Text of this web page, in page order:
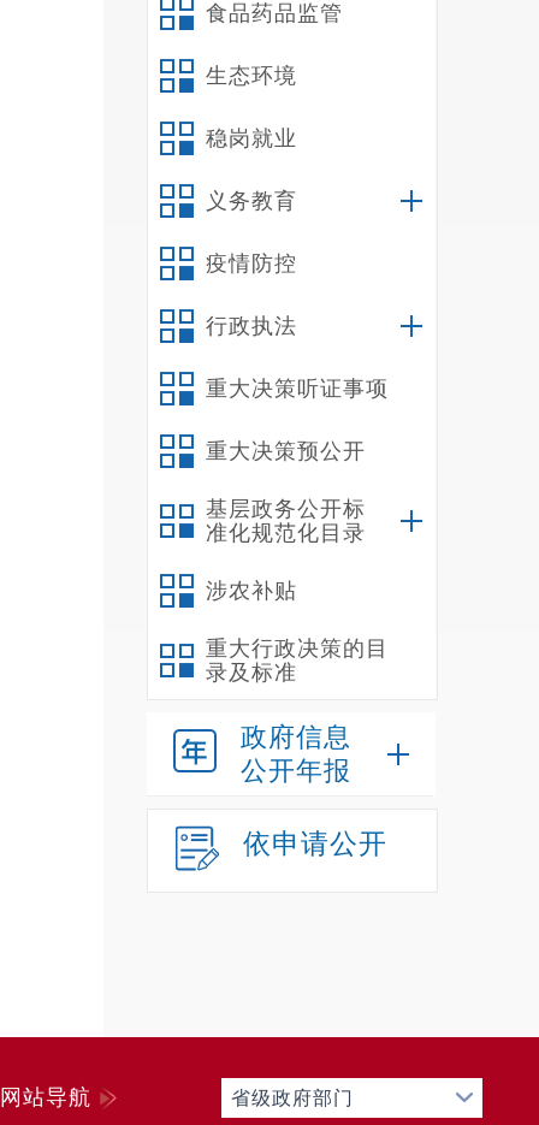
食品药品监管
生态环境
稳岗就业
义务教育
疫情防控
行政执法
重大决策听证事项
重大决策预公开
基层政务公开标
准化规范化目录
涉农补贴
重大行政决策的目
录及标准
政府信息
公开年报
依申请公开
网站导航 省级政府部门